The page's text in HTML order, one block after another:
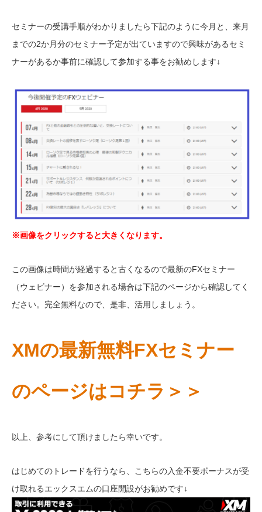
セミナーの受講手順がわかりましたら下記のように今月と、来月
までの2か月分のセミナー予定が出ていますので興味があるセミ
ナーがあるか事前に確認して参加する事をお勧めします↓
※画像をクリックすると大きくなります。
この画像は時間が経過すると古くなるので最新のFXセミナー
（ウェビナー）を参加される場合は下記のページから確認してく
ださい。完全無料なので、是非、活用しましょう。
XMの最新無料FXセミナー
のページはコチラ＞＞
以上、参考にして頂けましたら幸いです。
はじめてのトレードを行うなら、こちらの入金不要ボーナスが受
け取れるエックスエムの口座開設がお勧めです↓